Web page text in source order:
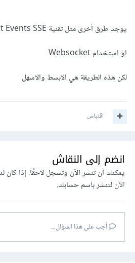
يوجد طرق أخرى مثل تقنية Server Sent Events SSE
او استخدام Websocket
لكن هذه الطريقة هي الابسط والاسهل
اقتباس
انضم إلى النقاش
يمكنك أن تنشر الآن وتسجل لاحقًا. إذا
الآنلتنشر باسم حسابك.
أجب على هذا السؤال...